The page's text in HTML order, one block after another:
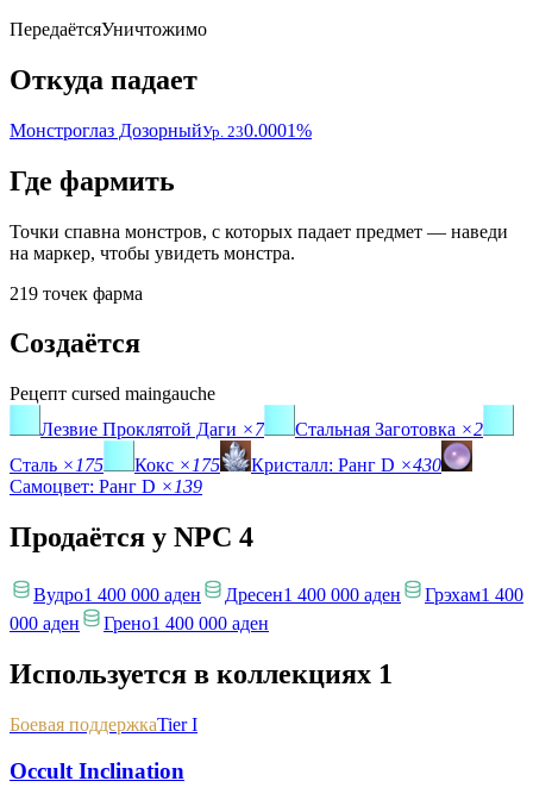
ПередаётсяУничтожимо
Откуда падает
Монстроглаз ДозорныйУр. 230.0001%
Где фармить
Точки спавна монстров, с которых падает предмет — наведи
на маркер, чтобы увидеть монстра.
219 точек фарма
Создаётся
Рецепт cursed maingauche
Лезвие Проклятой Даги ×7 Стальная Заготовка ×2
Сталь ×175 Кокс ×175 Кристалл: Ранг D ×430
Самоцвет: Ранг D ×139
Продаётся у NPC 4
Вудро1 400 000 аден Дресен1 400 000 аден Грэхам1 400
000 аден
Грено1 400 000 аден
Используется в коллекциях 1
Боевая поддержкаTier I
Occult Inclination